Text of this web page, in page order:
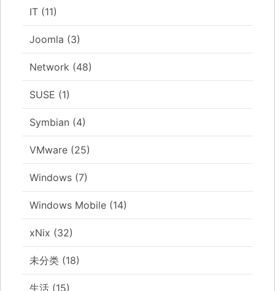
IT (11)
Joomla (3)
Network (48)
SUSE (1)
Symbian (4)
VMware (25)
Windows (7)
Windows Mobile (14)
xNix (32)
未分类 (18)
生活 (15)